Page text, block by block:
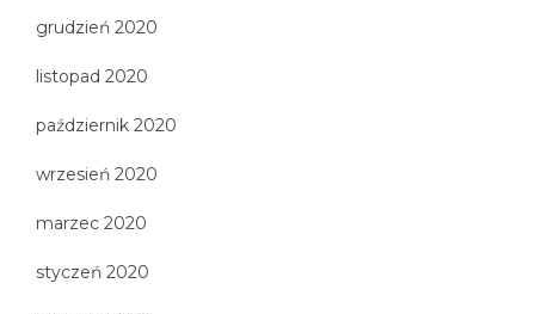
grudzień 2020
listopad 2020
październik 2020
wrzesień 2020
marzec 2020
styczeń 2020